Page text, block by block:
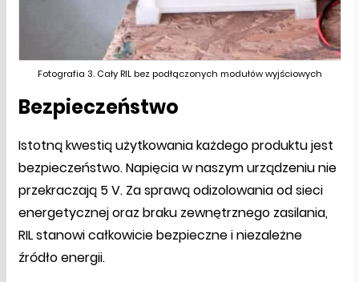
Fotografia 3. Cały RIL bez podłączonych modułów wyjściowych
Bezpieczeństwo
Istotną kwestią użytkowania każdego produktu jest
bezpieczeństwo. Napięcia w naszym urządzeniu nie
przekraczają 5 V. Za sprawą odizolowania od sieci
energetycznej oraz braku zewnętrznego zasilania,
RIL stanowi całkowicie bezpieczne i niezależne
źródło energii.